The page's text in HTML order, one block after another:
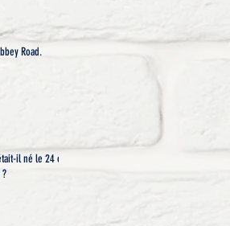
Road.
il né le 24 ou